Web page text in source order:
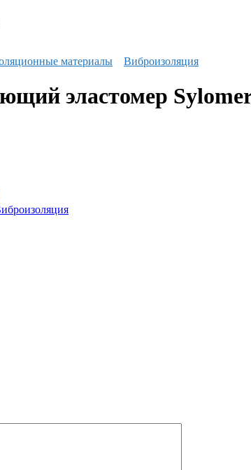
материалы Виброизоляция
эластомер